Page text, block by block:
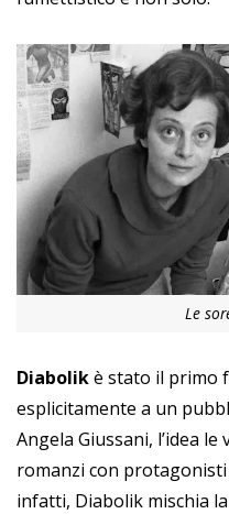
Le
Diabolikè stato il primo
esplicitamente a un
Angela Giussani, l’idea
romanzi con protagonisti
infatti, Diabolik mischia